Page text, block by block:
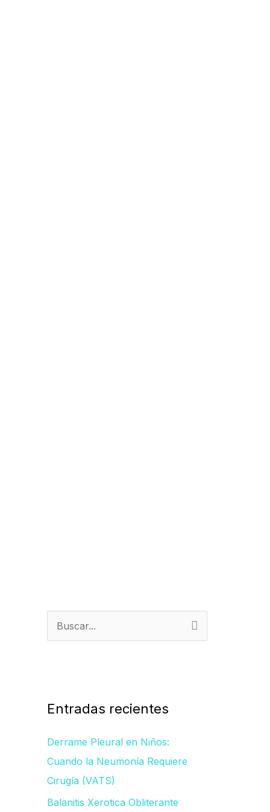
a
p
o
r
:
Entradas recientes
Derrame Pleural en Niños:
Cuando la Neumonía Requiere
Cirugía (VATS)
Balanitis Xerotica Obliterante